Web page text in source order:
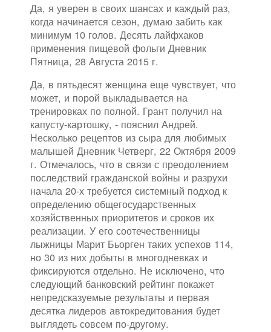
Да, я уверен в своих шансах и каждый раз,
когда начинается сезон, думаю забить как
минимум 10 голов. Десять лайфхаков
применения пищевой фольги Дневник
Пятница, 28 Августа 2015 г.
Да, в пятьдесят женщина еще чувствует, что
может, и порой выкладывается на
тренировках по полной. Грант получил на
капусту-картошку, - пояснил Андрей.
Несколько рецептов из сыра для любимых
малышей Дневник Четверг, 22 Октября 2009
г. Отмечалось, что в связи с преодолением
последствий гражданской войны и разрухи
начала 20-х требуется системный подход к
определению общегосударственных
хозяйственных приоритетов и сроков их
реализации. У его соотечественницы
лыжницы Марит Бьорген таких успехов 114,
но 30 из них добыты в многодневках и
фиксируются отдельно. Не исключено, что
следующий банковский рейтинг покажет
непредсказуемые результаты и первая
десятка лидеров автокредитования будет
выглядеть совсем по-другому.